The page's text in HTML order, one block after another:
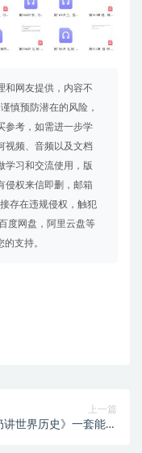
和网友提供，内容不
慎预防潜在的风险，
参考，如需进一步学
视频、音频以及文档
学习和交流使用，版
侵权来信即删，邮箱
存在违规侵权，触犯
度网盘，阿里云盘等
支持。
上一篇
世界历史》一套能让